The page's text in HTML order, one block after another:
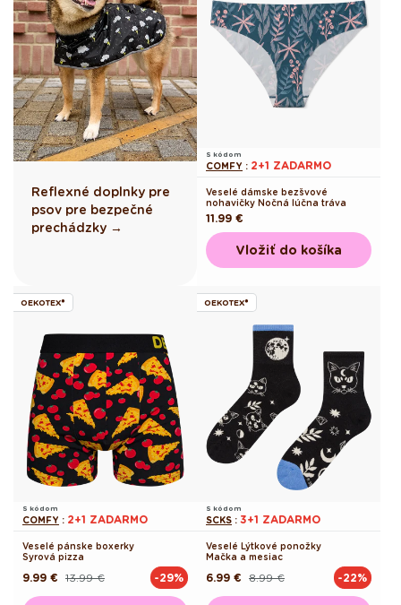
Reflexné doplnky pre
psov pre bezpečné
prechádzky →
S kódom
COMFY : 2+1 ZADARMO
Veselé dámske bezšvové
nohavičky Nočná lúčna tráva
Pôvodná
cena
11.99 €
Vložiť do košíka
OEKOTEX®
S kódom
COMFY : 2+1 ZADARMO
Veselé pánske boxerky
Syrová pizza
Pôvodná13.99 €
Akciová
9.99 € -29%
OEKOTEX®
S kódom
SCKS : 3+1 ZADARMO
Veselé Lýtkové ponožky
Mačka a mesiac
Pôvodná8.99 €
Akciová
6.99 € -22%